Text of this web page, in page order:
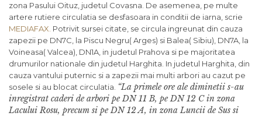
zona Pasului Oituz, judetul Covasna. De asemenea, pe multe
artere rutiere circulatia se desfasoara in conditii de iarna, scrie
MEDIAFAX. Potrivit sursei citate, se circula ingreunat din cauza
zapezii pe DN7C, la Piscu Negru( Arges) si Balea( Sibiu), DN7A, la
Voineasa( Valcea), DN1A, in judetul Prahova si pe majoritatea
drumurilor nationale din judetul Harghita. In judetul Harghita, din
cauza vantului puternic si a zapezii mai multi arbori au cazut pe
sosele si au blocat circulatia. “La primele ore ale diminetii s-au
inregistrat caderi de arbori pe DN 11 B, pe DN 12 C in zona
Lacului Rosu, precum si pe DN 12 A, in zona Luncii de Sus si